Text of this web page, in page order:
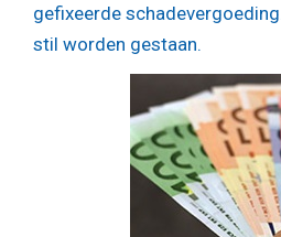
gefixeerde
stil worden gestaan.